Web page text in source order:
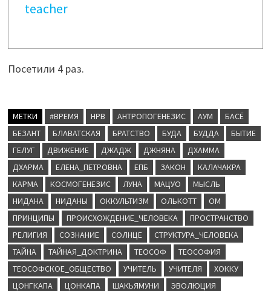
teacher
Посетили 4 раз.
МЕТКИ #ВРЕМЯ HPB АНТРОПОГЕНЕЗИС АУМ
БАСЁ
БЕЗАНТ
БЛАВАТСКАЯ БРАТСТВО БУДА БУДДА
БЫТИЕ
ГЕЛУГ
ДВИЖЕНИЕ ДЖАДЖ ДЖНЯНА
ДХАММА
ДХАРМА
ЕЛЕНА_ПЕТРОВНА ЕПБ ЗАКОН
КАЛАЧАКРА
КАРМА
КОСМОГЕНЕЗИС ЛУНА МАЦУО
МЫСЛЬ
НИДАНА
НИДАНЫ ОККУЛЬТИЗМ ОЛЬКОТТ
ОМ
ПРИНЦИПЫ
ПРОИСХОЖДЕНИЕ_ЧЕЛОВЕКА
ПРОСТРАНСТВО
РЕЛИГИЯ
СОЗНАНИЕ СОЛНЦЕ
СТРУКТУРА_ЧЕЛОВЕКА
ТАЙНА
ТАЙНАЯ_ДОКТРИНА ТЕОСОФ
ТЕОСОФИЯ
ТЕОСОФСКОЕ_ОБЩЕСТВО
УЧИТЕЛЬ УЧИТЕЛЯ
ХОККУ
ЦОНГКАПА
ЦОНКАПА ШАКЬЯМУНИ
ЭВОЛЮЦИЯ